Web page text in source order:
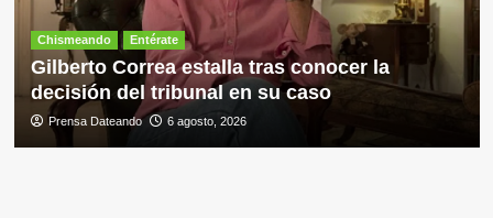
Chismeando Entérate
Gilberto Correa estalla tras conocer la
decisión del tribunal en su caso
Prensa Dateando 6 agosto, 2026